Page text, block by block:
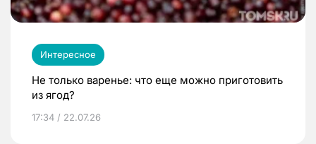
Интересное
Не только варенье: что еще можно приготовить
из ягод?
17:34 / 22.07.26